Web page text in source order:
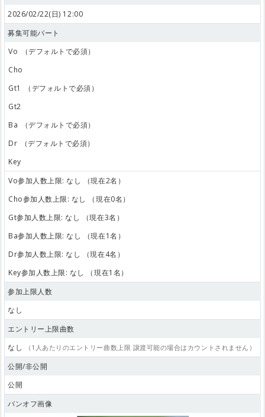
2026/02/22(日) 12:00
募集可能パート
Vo
（デフォルトで必須）
Cho
Gt1
（デフォルトで必須）
Gt2
Ba
（デフォルトで必須）
Dr
（デフォルトで必須）
Key
Vo参加人数上限: なし （現在2名）
Cho参加人数上限: なし （現在0名）
Gt参加人数上限: なし （現在3名）
Ba参加人数上限: なし （現在1名）
Dr参加人数上限: なし （現在4名）
Key参加人数上限: なし （現在1名）
参加上限人数
なし
エントリー上限曲数
なし
（1人あたりのエントリー曲数上限 譲渡可能の場合はカウントされません）
公開/非公開
公開
バンオフ画像